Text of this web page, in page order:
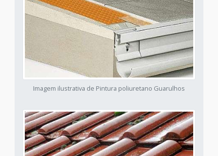
Imagem ilustrativa de Pintura poliuretano Guarulhos